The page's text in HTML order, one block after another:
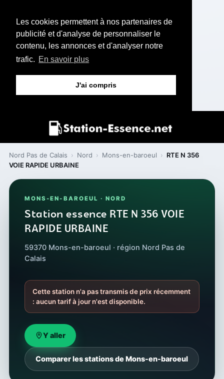
Les cookies permettent à nos partenaires de
publicité et d'analyse de personnaliser le
contenu, les annonces et d'analyser notre
trafic. En savoir plus
J'ai compris
Nord Pas de Calais › Nord › Mons-en-baroeul › RTE N 356
VOIE RAPIDE URBAINE
MONS-EN-BAROEUL · NORD
Station essence RTE N 356 VOIE
RAPIDE URBAINE
59370 Mons-en-baroeul · région Nord Pas de
Calais
Cette station n'a pas transmis de prix récemment
: aucun tarif à jour n'est disponible.
Y aller
Comparer les stations de Mons-en-baroeul